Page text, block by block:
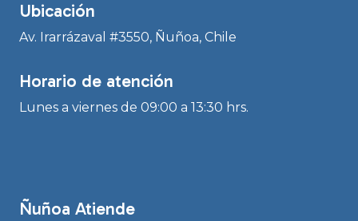
Ubicación
Av. Irarrázaval #3550, Ñuñoa, Chile
Horario de atención
Lunes a viernes de 09:00 a 13:30 hrs.
Ñuñoa Atiende